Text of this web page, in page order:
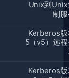
Unix到Unix
制服
Kerberos版
5（v5）远程
Kerberos版